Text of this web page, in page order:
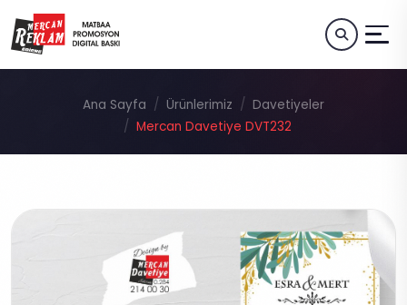
Ana Sayfa Ürünlerimiz
Davetiyeler
Mercan Davetiye DVT232